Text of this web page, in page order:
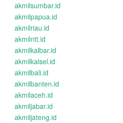
akmilsumbar.id
akmilpapua.id
akmilriau.id
akmilntt.id
akmilkalbar.id
akmilkalsel.id
akmilbali.id
akmilbanten.id
akmilaceh.id
akmiljabar.id
akmiljateng.id